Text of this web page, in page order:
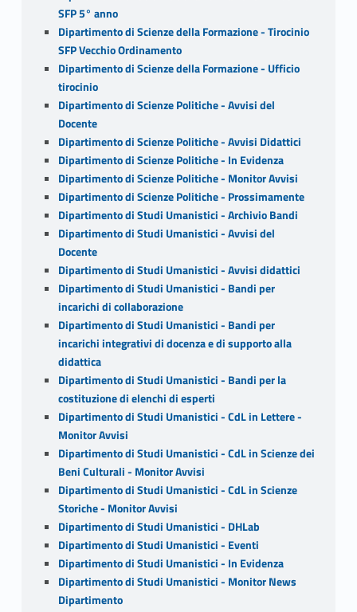
SFP 5° anno
Dipartimento di Scienze della Formazione - Tirocinio
SFP Vecchio Ordinamento
Dipartimento di Scienze della Formazione - Ufficio
tirocinio
Dipartimento di Scienze Politiche - Avvisi del
Docente
Dipartimento di Scienze Politiche - Avvisi Didattici
Dipartimento di Scienze Politiche - In Evidenza
Dipartimento di Scienze Politiche - Monitor Avvisi
Dipartimento di Scienze Politiche - Prossimamente
Dipartimento di Studi Umanistici - Archivio Bandi
Dipartimento di Studi Umanistici - Avvisi del
Docente
Dipartimento di Studi Umanistici - Avvisi didattici
Dipartimento di Studi Umanistici - Bandi per
incarichi di collaborazione
Dipartimento di Studi Umanistici - Bandi per
incarichi integrativi di docenza e di supporto alla
didattica
Dipartimento di Studi Umanistici - Bandi per la
costituzione di elenchi di esperti
Dipartimento di Studi Umanistici - CdL in Lettere -
Monitor Avvisi
Dipartimento di Studi Umanistici - CdL in Scienze dei
Beni Culturali - Monitor Avvisi
Dipartimento di Studi Umanistici - CdL in Scienze
Storiche - Monitor Avvisi
Dipartimento di Studi Umanistici - DHLab
Dipartimento di Studi Umanistici - Eventi
Dipartimento di Studi Umanistici - In Evidenza
Dipartimento di Studi Umanistici - Monitor News
Dipartimento